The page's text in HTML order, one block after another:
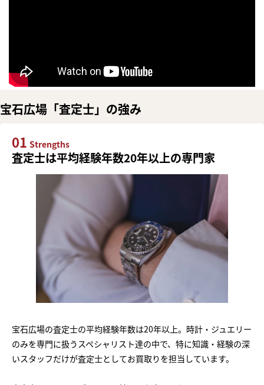
宝石広場「査定士」の強み
01 Strengths
査定士は平均経験年数20年以上の専門家
宝石広場の査定士の平均経験年数は20年以上。時計・ジュエリー
のみを専門に扱うスペシャリスト達の中で、特に知識・経験の深
いスタッフだけが査定士としてお買取りを担当しています。